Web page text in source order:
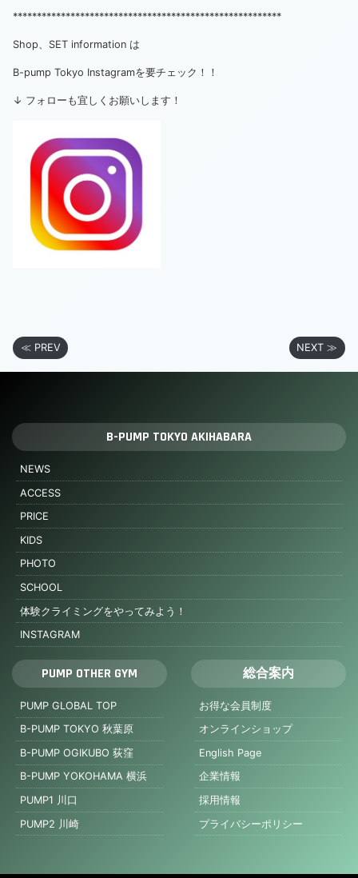
********************************************************
Shop、SET information は
B-pump Tokyo Instagramを要チェック！！
↓ フォローも宜しくお願いします！
≪ PREV NEXT ≫
B-PUMP TOKYO AKIHABARA
NEWS
ACCESS
PRICE
KIDS
PHOTO
SCHOOL
体験クライミングをやってみよう！
INSTAGRAM
PUMP OTHER GYM
PUMP GLOBAL TOP
B-PUMP TOKYO 秋葉原
B-PUMP OGIKUBO 荻窪
B-PUMP YOKOHAMA 横浜
PUMP1 川口
PUMP2 川崎
総合案内
お得な会員制度
オンラインショップ
English Page
企業情報
採用情報
プライバシーポリシー